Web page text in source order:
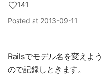
141
Posted at 2013-09-11
Railsでモデル名を変えよ
ので記録しときます。